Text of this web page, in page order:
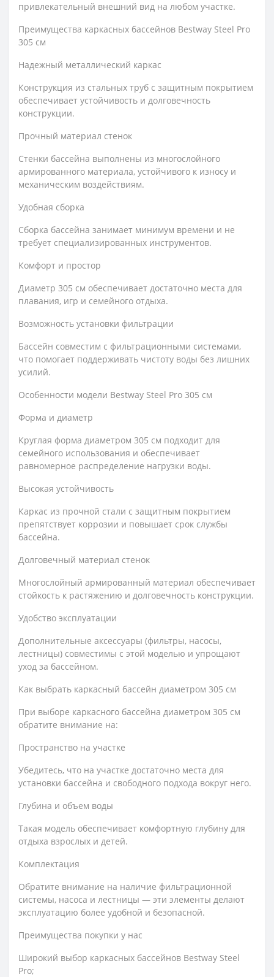
привлекательный внешний вид на любом участке.
Преимущества каркасных бассейнов Bestway Steel Pro
305 см
Надежный металлический каркас
Конструкция из стальных труб с защитным покрытием
обеспечивает устойчивость и долговечность
конструкции.
Прочный материал стенок
Стенки бассейна выполнены из многослойного
армированного материала, устойчивого к износу и
механическим воздействиям.
Удобная сборка
Сборка бассейна занимает минимум времени и не
требует специализированных инструментов.
Комфорт и простор
Диаметр 305 см обеспечивает достаточно места для
плавания, игр и семейного отдыха.
Возможность установки фильтрации
Бассейн совместим с фильтрационными системами,
что помогает поддерживать чистоту воды без лишних
усилий.
Особенности модели Bestway Steel Pro 305 см
Форма и диаметр
Круглая форма диаметром 305 см подходит для
семейного использования и обеспечивает
равномерное распределение нагрузки воды.
Высокая устойчивость
Каркас из прочной стали с защитным покрытием
препятствует коррозии и повышает срок службы
бассейна.
Долговечный материал стенок
Многослойный армированный материал обеспечивает
стойкость к растяжению и долговечность конструкции.
Удобство эксплуатации
Дополнительные аксессуары (фильтры, насосы,
лестницы) совместимы с этой моделью и упрощают
уход за бассейном.
Как выбрать каркасный бассейн диаметром 305 см
При выборе каркасного бассейна диаметром 305 см
обратите внимание на:
Пространство на участке
Убедитесь, что на участке достаточно места для
установки бассейна и свободного подхода вокруг него.
Глубина и объем воды
Такая модель обеспечивает комфортную глубину для
отдыха взрослых и детей.
Комплектация
Обратите внимание на наличие фильтрационной
системы, насоса и лестницы — эти элементы делают
эксплуатацию более удобной и безопасной.
Преимущества покупки у нас
Широкий выбор каркасных бассейнов Bestway Steel
Pro;